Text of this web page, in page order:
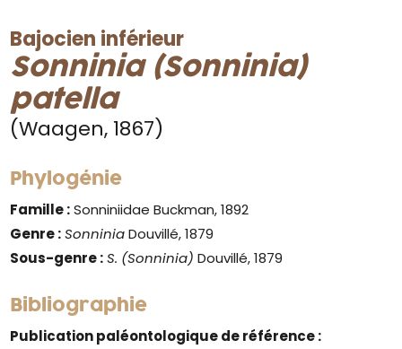
Bajocien inférieur
Sonninia (Sonninia)
patella
(Waagen, 1867)
Phylogénie
Famille :Sonniniidae Buckman, 1892
Genre : SonniniaDouvillé, 1879
Sous-genre : S. (Sonninia) Douvillé, 1879
Bibliographie
Publication paléontologique de référence :